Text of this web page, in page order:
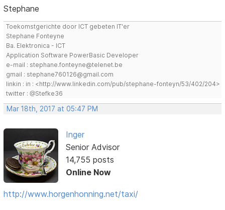
Stephane
Toekomstgerichte door ICT gebeten IT'er
Stephane Fonteyne
Ba. Elektronica - ICT
Application Software PowerBasic Developer
e-mail : stephane.fonteyne@telenet.be
gmail : stephane760126@gmail.com
linkin : in : <http://www.linkedin.com/pub/stephane-fonteyn/53/402/204>
twitter : @Stefke36
Mar 18th, 2017 at 05:47 PM
Inger
Senior Advisor
14,755 posts
Online Now
http://www.horgenhonning.net/taxi/